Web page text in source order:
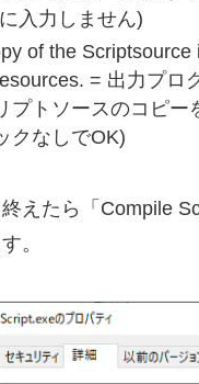
入力しません)
of the Scriptsource
= 出力プロ
プトソースのコピー
クなしでOK)
えたら「Compile
。